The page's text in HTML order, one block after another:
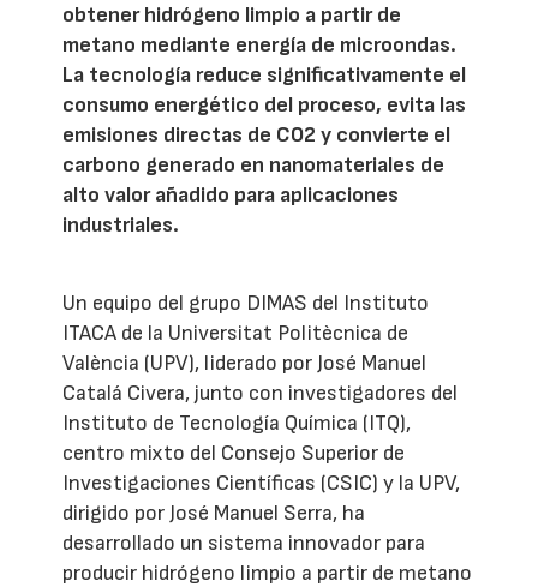
obtener hidrógeno limpio a partir de
metano mediante energía de microondas.
La tecnología reduce significativamente el
consumo energético del proceso, evita las
emisiones directas de CO2 y convierte el
carbono generado en nanomateriales de
alto valor añadido para aplicaciones
industriales.
Un equipo del grupo DIMAS del Instituto
ITACA de la Universitat Politècnica de
València (UPV), liderado por José Manuel
Catalá Civera, junto con investigadores del
Instituto de Tecnología Química (ITQ),
centro mixto del Consejo Superior de
Investigaciones Científicas (CSIC) y la UPV,
dirigido por José Manuel Serra, ha
desarrollado un sistema innovador para
producir hidrógeno limpio a partir de metano